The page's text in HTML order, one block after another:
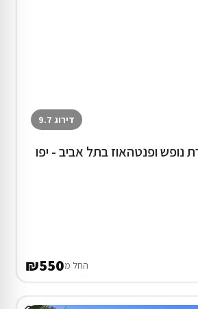
דירוג 9.7
החל מ₪550